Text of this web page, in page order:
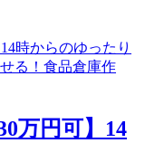
万円可】14